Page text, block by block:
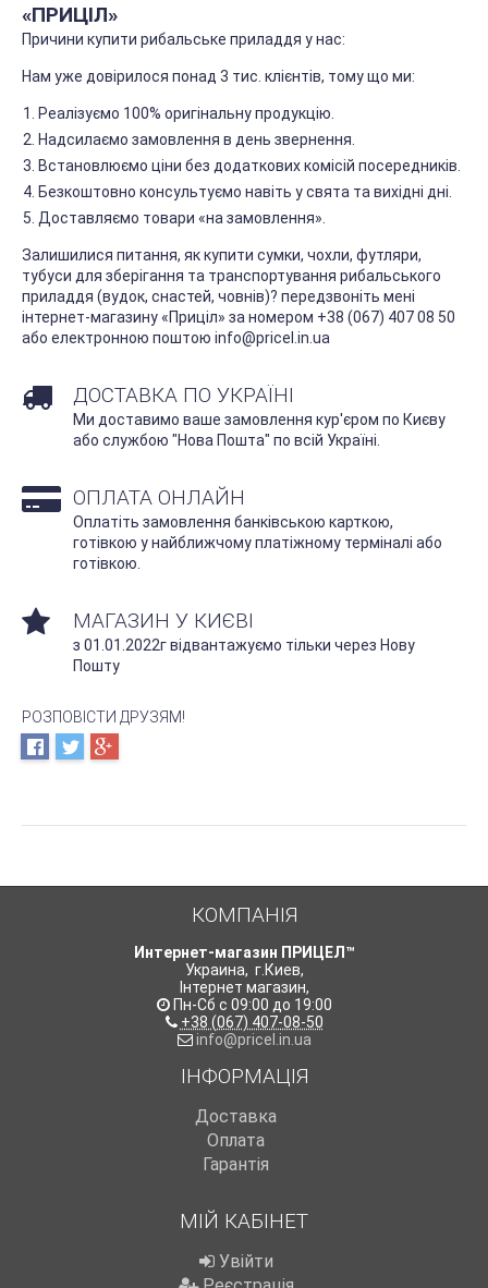
«ПРИЦІЛ»
Причини купити рибальське приладдя у нас:
Нам уже довірилося понад 3 тис. клієнтів, тому що ми:
Реалізуємо 100% оригінальну продукцію.
Надсилаємо замовлення в день звернення.
Встановлюємо ціни без додаткових комісій посередників.
Безкоштовно консультуємо навіть у свята та вихідні дні.
Доставляємо товари «на замовлення».
Залишилися питання, як купити сумки, чохли, футляри,
тубуси для зберігання та транспортування рибальського
приладдя (вудок, снастей, човнів)? передзвоніть мені
інтернет-магазину «Приціл» за номером +38 (067) 407 08 50
або електронною поштою info@pricel.in.ua
ДОСТАВКА ПО УКРАЇНІ
Ми доставимо ваше замовлення кур'єром по Києву
або службою "Нова Пошта" по всій Україні.
ОПЛАТА ОНЛАЙН
Оплатіть замовлення банківською карткою,
готівкою у найближчому платіжному терміналі або
готівкою.
МАГАЗИН У КИЄВІ
з 01.01.2022г відвантажуємо тільки через Нову
Пошту
РОЗПОВІСТИ ДРУЗЯМ!
КОМПАНІЯ
Интернет-магазин ПРИЦЕЛ™
Украина, г.Киев,
Інтернет магазин,
Пн-Сб с 09:00 до 19:00
+38 (067) 407-08-50
info@pricel.in.ua
ІНФОРМАЦІЯ
Доставка
Оплата
Гарантія
МІЙ КАБІНЕТ
Увійти